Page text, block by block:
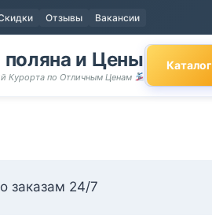
Отзывы Вакансии
поляна и Цены
Курорта по Отличным Ценам
Каталог
заказам 24/7